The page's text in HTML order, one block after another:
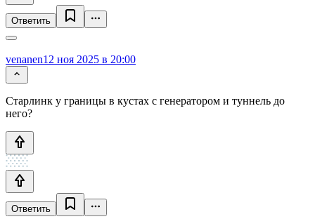
Ответить
venanen12 ноя 2025 в 20:00
Старлинк у границы в кустах с генератором и туннель до
него?
Ответить